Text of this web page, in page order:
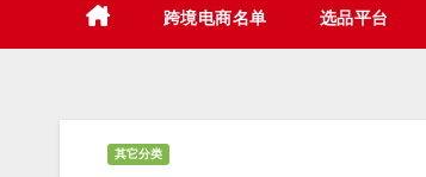
跨境电商名单 选品平台
其它分类